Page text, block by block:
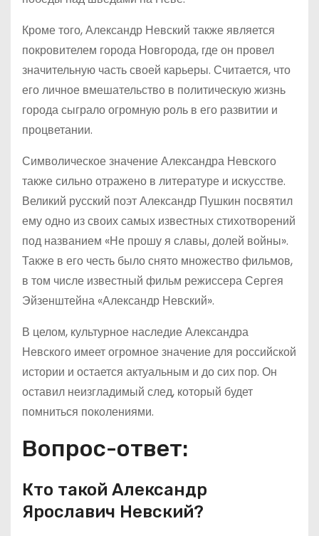
Кроме того, Александр Невский также является
покровителем города Новгорода, где он провел
значительную часть своей карьеры. Считается, что
его личное вмешательство в политическую жизнь
города сыграло огромную роль в его развитии и
процветании.
Символическое значение Александра Невского
также сильно отражено в литературе и искусстве.
Великий русский поэт Александр Пушкин посвятил
ему одно из своих самых известных стихотворений
под названием «Не прошу я славы, долей войны».
Также в его честь было снято множество фильмов,
в том числе известный фильм режиссера Сергея
Эйзенштейна «Александр Невский».
В целом, культурное наследие Александра
Невского имеет огромное значение для российской
истории и остается актуальным и до сих пор. Он
оставил неизгладимый след, который будет
помниться поколениями.
Вопрос-ответ:
Кто такой Александр
Ярославич Невский?